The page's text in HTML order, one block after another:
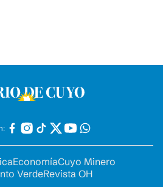
EconomíaCuyo Minero
VerdeRevista OH